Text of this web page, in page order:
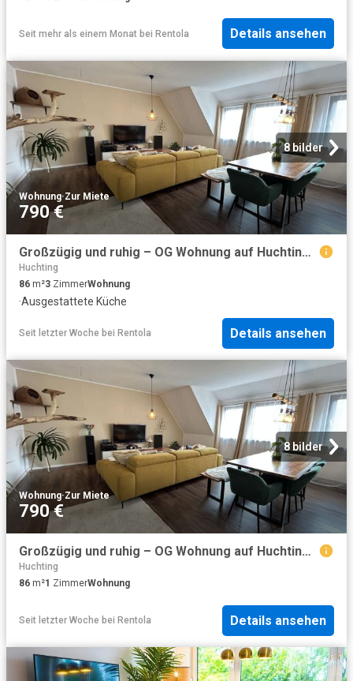
Seit mehr als einem Monat bei Rentola Details ansehen
8 bilder
Wohnung·Zur Miete
790 €
Großzügig und ruhig – OG Wohnung auf Huchtinger Resthof
Huchting
86 m²3 ZimmerWohnung
·Ausgestattete Küche
Seit letzter Woche bei Rentola Details ansehen
8 bilder
Wohnung·Zur Miete
790 €
Großzügig und ruhig – OG Wohnung auf Huchtinger Resthof
Huchting
86 m²1 ZimmerWohnung
Seit letzter Woche bei Rentola Details ansehen